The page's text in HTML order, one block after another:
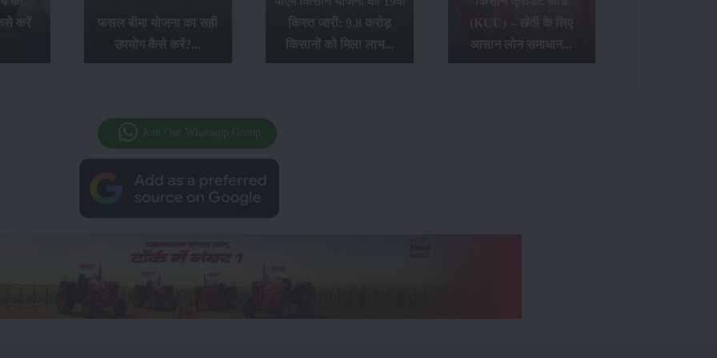
करें
फसल बीमा योजना का सही
उपयोग कैसे करें?...
किस्त जारी: 9.8 करोड़
किसानों को मिला लाभ...
(KCC) – खेती के लिए
आसान लोन समाधान...
Join Our Whatsapp Group